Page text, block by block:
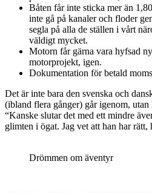
Båten får inte sticka mer än
inte gå på kanaler och floder
segla på alla de ställen i vårt
väldigt mycket.
Motorn får gärna vara hyfsad
motorprojekt, igen.
Dokumentation för betald
Det är inte bara den svenska och
(ibland flera gånger) går igenom, utan
“Kanske slutar det med ett mindre
glimten i ögat. Jag vet att han har
Drömmen om äventyr